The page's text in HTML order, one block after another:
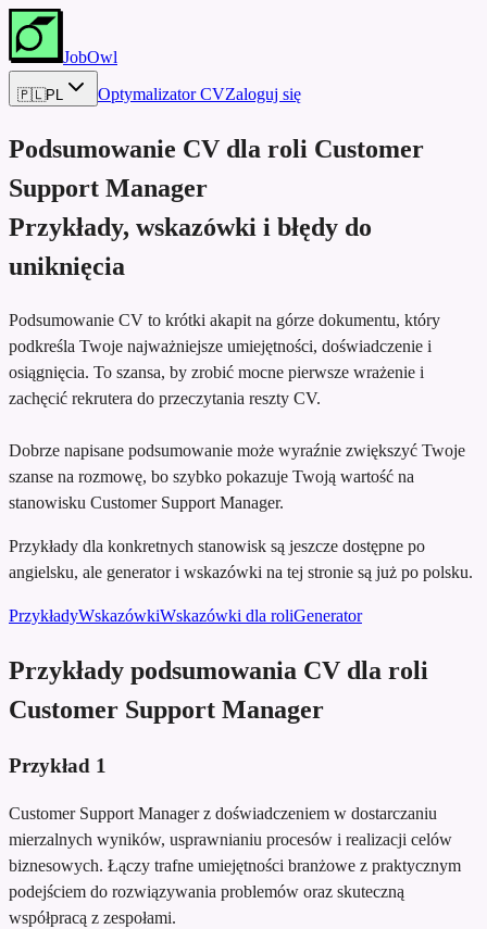
JobOwl
🇵🇱PL Optymalizator CVZaloguj się
Podsumowanie CV dla roli Customer
Support Manager
Przykłady, wskazówki i błędy do
uniknięcia
Podsumowanie CV to krótki akapit na górze dokumentu, który
podkreśla Twoje najważniejsze umiejętności, doświadczenie i
osiągnięcia. To szansa, by zrobić mocne pierwsze wrażenie i
zachęcić rekrutera do przeczytania reszty CV.
Dobrze napisane podsumowanie może wyraźnie zwiększyć Twoje
szanse na rozmowę, bo szybko pokazuje Twoją wartość na
stanowisku Customer Support Manager.
Przykłady dla konkretnych stanowisk są jeszcze dostępne po
angielsku, ale generator i wskazówki na tej stronie są już po polsku.
PrzykładyWskazówkiWskazówki dla roliGenerator
Przykłady podsumowania CV dla roli
Customer Support Manager
Przykład 1
Customer Support Manager z doświadczeniem w dostarczaniu
mierzalnych wyników, usprawnianiu procesów i realizacji celów
biznesowych. Łączy trafne umiejętności branżowe z praktycznym
podejściem do rozwiązywania problemów oraz skuteczną
współpracą z zespołami.